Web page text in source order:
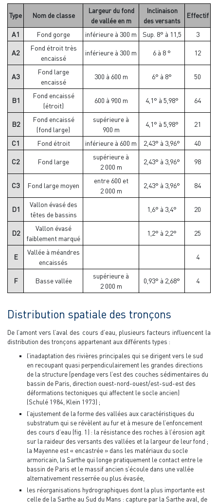
Type Nom de classe
Largeur du fond
de vallée en m
Inclinaison
des versants
Effectif
A1 Fond gorge inférieure à 300 m Sup. 8° à 11,5 3
A2
Fond étroit très
encaissé
inférieure à 300 m 6 à 8 ° 12
A3
Fond large
encaissé
300 à 600 m 6° à 8° 50
B1
Fond encaissé
(étroit)
600 à 900 m 4,1° à 5,98° 64
B2
Fond encaissé
(fond large)
supérieure à
900 m
4,1° à 5,98° 21
C1 Fond étroit inférieure à 600 m 2,43° à 3,96° 40
C2 Fond large
supérieure à
2 000 m
2,43° à 3,96° 98
C3 Fond large moyen
entre 600 et
2 000 m
2,43° à 3,96° 84
D1
Vallon évasé des
têtes de bassins
1,6° à 3,4° 20
D2
Vallon évasé
faiblement marqué
1,2° à 2,2° 25
E
Vallée à méandres
encaissés
4
F Basse vallée
supérieure à
2 000 m
0,93° à 2,68° 4
Distribution spatiale des tronçons
De l’amont vers l’aval des cours d’eau, plusieurs facteurs influencent la
distribution des tronçons appartenant aux différents types :
l’inadaptation des rivières principales qui se dirigent vers le sud
en recoupant quasi perpendiculairement les grandes directions
de la structure (pendage vers l’est des couches sédimentaires du
bassin de Paris, direction ouest-nord-ouest/est-sud-est des
déformations tectoniques qui affectent le socle ancien)
(Schulé 1984, Klein 1973) ;
l’ajustement de la forme des vallées aux caractéristiques du
substratum qui se révèlent au fur et à mesure de l’enfoncement
des cours d’eau (fig. 1) : la résistance des roches à l’érosion agit
sur la raideur des versants des vallées et la largeur de leur fond ;
la Mayenne est « encastrée » dans les matériaux du socle
armoricain, la Sarthe qui longe pratiquement le contact entre le
bassin de Paris et le massif ancien s’écoule dans une vallée
alternativement resserrée ou plus évasée,
les réorganisations hydrographiques dont la plus importante est
celle de la Sarthe au Sud du Mans : capture par la Sarthe aval, de